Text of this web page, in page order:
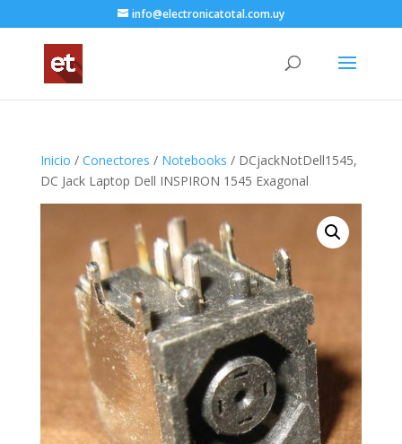
info@electronicatotal.com.uy
Inicio / Conectores / Notebooks / DCjackNotDell1545,
DC Jack Laptop Dell INSPIRON 1545 Exagonal